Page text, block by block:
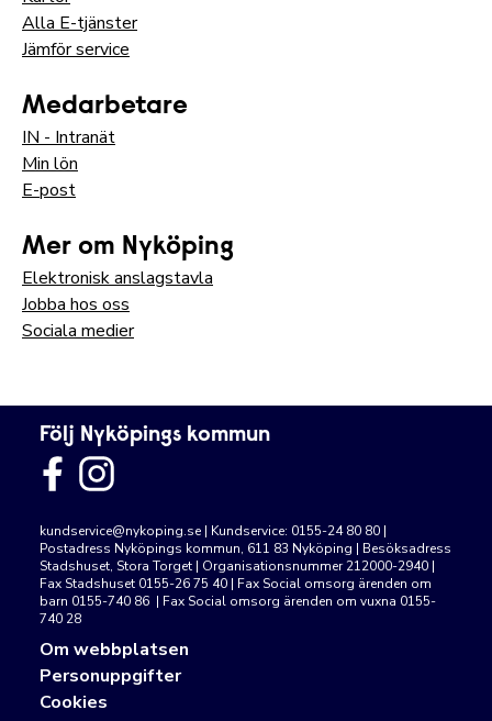
Alla E-tjänster
Jämför service
Medarbetare
IN - Intranät
Min lön
E-post
Mer om Nyköping
Elektronisk anslagstavla
Jobba hos oss
Sociala medier
Följ Nyköpings kommun
kundservice@nykoping.se | Kundservice: 0155-24 80 80 |
Postadress Nyköpings kommun, 611 83 Nyköping | Besöksadress
Stadshuset, Stora Torget | Organisationsnummer 212000-2940 |
Fax Stadshuset 0155-26 75 40 | Fax Social omsorg ärenden om
barn 0155-740 86 | Fax Social omsorg ärenden om vuxna 0155-
740 28
Om webbplatsen
Personuppgifter
Cookies